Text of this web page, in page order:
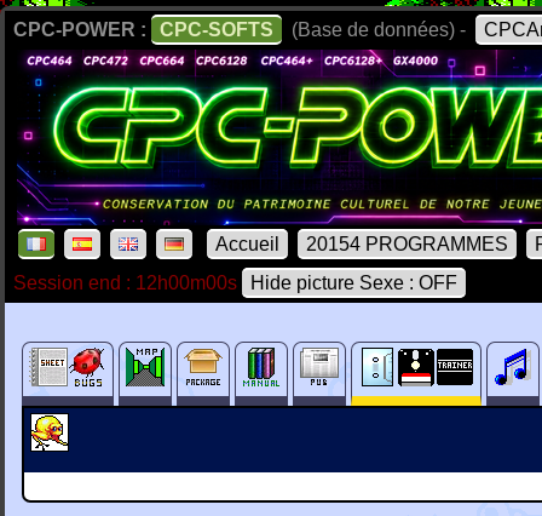
CPC-POWER : CPC-SOFTS (Base de données) -
Accueil 20154 PROGRAMMES
Session end : 12h00m00s
Hide picture Sexe : OFF